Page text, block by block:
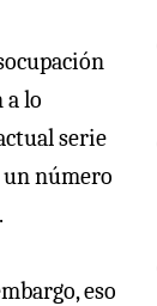
a lo
serie
un número
eso